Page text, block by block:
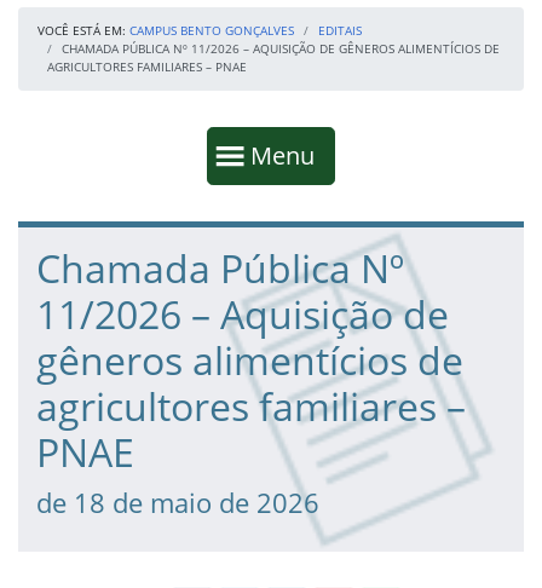
VOCÊ ESTÁ EM: CAMPUS BENTO GONÇALVES
EDITAIS
CHAMADA PÚBLICA Nº 11/2026 – AQUISIÇÃO DE GÊNEROS ALIMENTÍCIOS DE
AGRICULTORES FAMILIARES – PNAE
Mostrar
Menu
Fim da navegação
Início do conteúdo
Chamada Pública Nº
11/2026 – Aquisição de
gêneros alimentícios de
agricultores familiares –
PNAE
de 18 de maio de 2026